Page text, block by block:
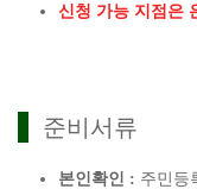
신청 가능 지점은
준비서류
본인확인 : 주민등